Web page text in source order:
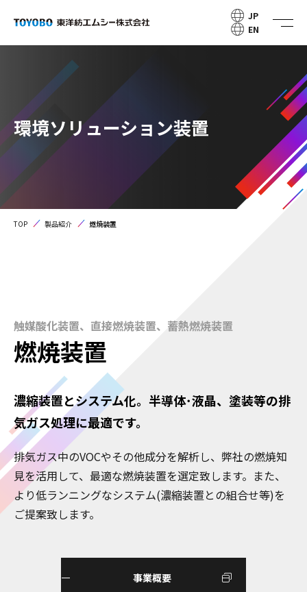
JP
EN
環境ソリューション装置
TOP 製品紹介 燃焼装置
触媒酸化装置、直接燃焼装置、蓄熱燃焼装置
燃焼装置
濃縮装置とシステム化。半導体･液晶、塗装等の排
気ガス処理に最適です。
排気ガス中のVOCやその他成分を解析し、弊社の燃焼知
見を活用して、最適な燃焼装置を選定致します。また、
より低ランニングなシステム(濃縮装置との組合せ等)を
ご提案致します。
事業概要